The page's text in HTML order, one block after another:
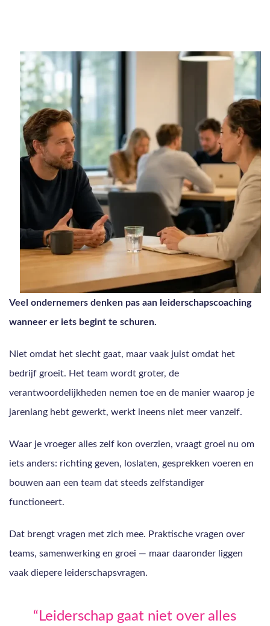
Veel ondernemers denken pas aan leiderschapscoaching
wanneer er iets begint te schuren.
Niet omdat het slecht gaat, maar vaak juist omdat het
bedrijf groeit. Het team wordt groter, de
verantwoordelijkheden nemen toe en de manier waarop je
jarenlang hebt gewerkt, werkt ineens niet meer vanzelf.
Waar je vroeger alles zelf kon overzien, vraagt groei nu om
iets anders: richting geven, loslaten, gesprekken voeren en
bouwen aan een team dat steeds zelfstandiger
functioneert.
Dat brengt vragen met zich mee. Praktische vragen over
teams, samenwerking en groei — maar daaronder liggen
vaak diepere leiderschapsvragen.
“Leiderschap gaat niet over alles